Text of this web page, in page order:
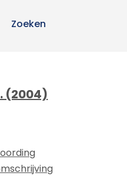
Zoeken
(2004)